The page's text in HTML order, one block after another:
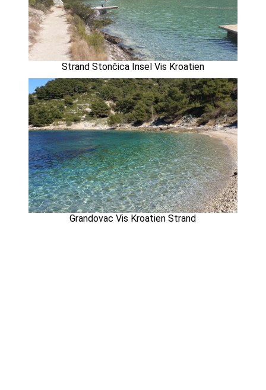
Strand Stončica Insel Vis Kroatien
Grandovac Vis Kroatien Strand